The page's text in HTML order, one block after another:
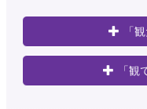
「
「観